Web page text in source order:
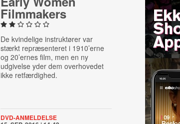
Film­makers
De kvindelige instruktører var
stærkt repræsenteret i 1910’erne
og 20’ernes film, men en ny
udgivelse yder dem overhovedet
ikke retfærdighed.
DVD-ANMELDELSE